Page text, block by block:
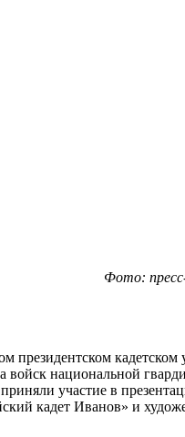
Фото:
президентском
войск национальной
участие в
кадет Иванов» и